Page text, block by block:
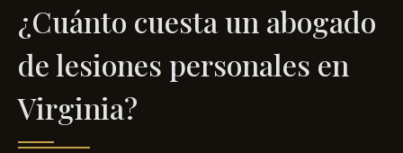
¿Cuánto cuesta un abogado
de lesiones personales en
Virginia?